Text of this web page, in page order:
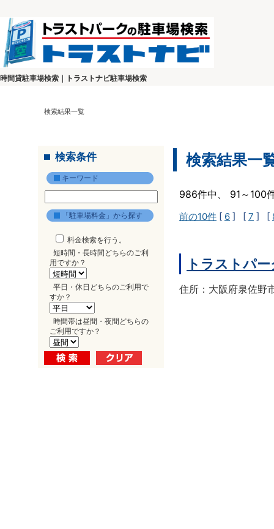
時間貸駐車場検索｜トラストナビ駐車場検索
検索結果一覧
検索条件
キーワード
「駐車場料金」から探す
料金検索を行う。
短時間・長時間どちらのご利
用ですか？
平日・休日どちらのご利用で
すか？
時間帯は昼間・夜間どちらの
ご利用ですか？
検索結果一
986件中、 91～100
前の10件 [ 6 ] [ 7 ] [
トラストパ
住所：大阪府泉佐野